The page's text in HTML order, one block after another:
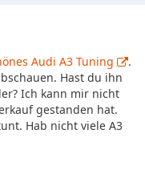
Audi A3 Tuning
.
Hast du ihn
Ich kann mir nicht
gestanden hat.
Hab nicht viele A3